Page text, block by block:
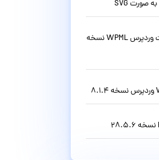
افزونه قدرتمند چند زبانه کردن سایت وردپرس WPML نسخه